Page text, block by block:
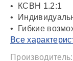
• КСВН 1.2:1
•
• Гибкие
Все
Производитель: